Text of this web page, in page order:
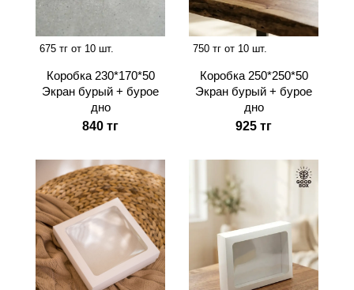
675 тг от 10 шт.
Коробка 230*170*50
Экран бурый + бурое
дно
840 тг
750 тг от 10 шт.
Коробка 250*250*50
Экран бурый + бурое
дно
925 тг